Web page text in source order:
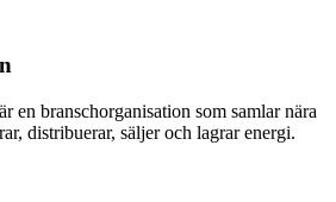
en branschorganisation som samlar nära
distribuerar, säljer och lagrar energi.